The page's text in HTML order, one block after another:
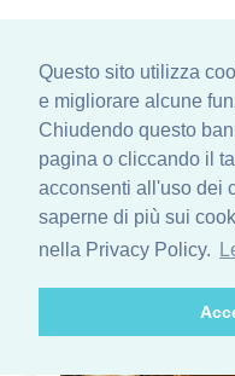
Questo sito utilizza
e migliorare alcune
Chiudendo questo
pagina o cliccando il
acconsenti all'uso dei
saperne di più sui
nella Privacy Policy.